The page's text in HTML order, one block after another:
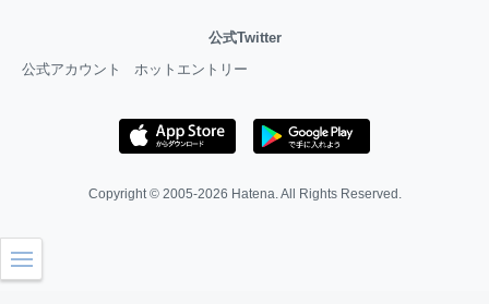
公式Twitter
公式アカウント
ホットエントリー
Copyright © 2005-2026 Hatena. All Rights Reserved.